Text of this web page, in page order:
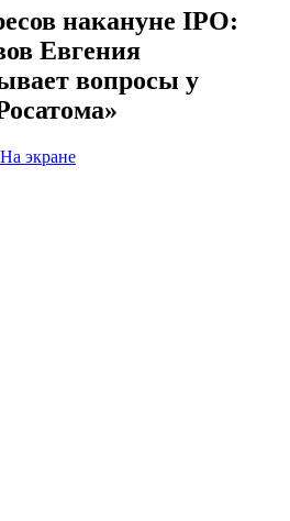
накануне IPO:
Евгения
вопросы у
На экране